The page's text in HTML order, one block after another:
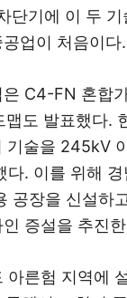
단기에 이 두
업이 처음이다.
C4-FN 혼합
맵도 발표했다.
기술을 245kV
다. 이를 위해
공장을 신설하
증설을 추진
아른험 지역에